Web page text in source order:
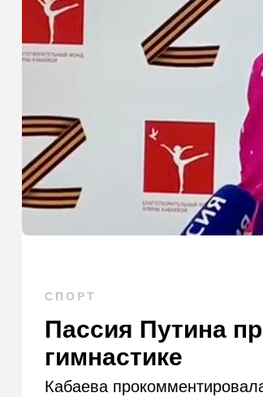
СПОРТ
Пассия Путина
гимнастике
Кабаева